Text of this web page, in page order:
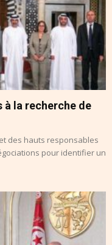
à la recherche de
des hauts responsables
pour identifier un